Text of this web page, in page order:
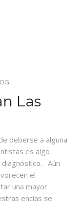
Las
deberse a alguna
es algo
diagnóstico. Aún
el
una mayor
encías se